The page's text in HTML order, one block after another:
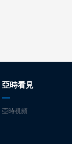
亞時看見
亞時視頻